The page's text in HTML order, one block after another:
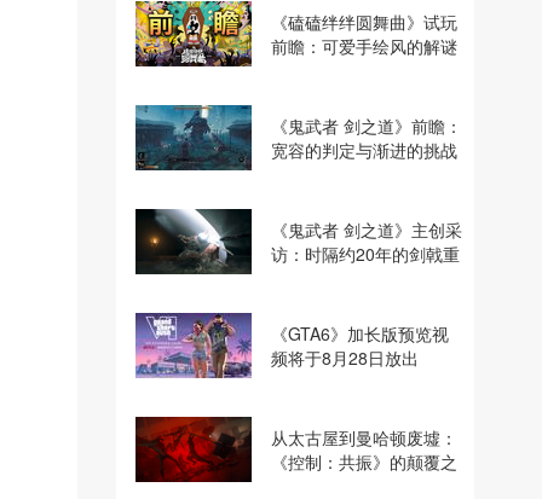
《磕磕绊绊圆舞曲》试玩
前瞻：可爱手绘风的解谜
《鬼武者 剑之道》前瞻：
宽容的判定与渐进的挑战
《鬼武者 剑之道》主创采
访：时隔约20年的剑戟重
《GTA6》加长版预览视
频将于8月28日放出
从太古屋到曼哈顿废墟：
《控制：共振》的颠覆之